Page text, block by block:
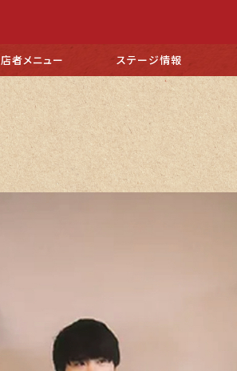
者メニュー ステージ情報